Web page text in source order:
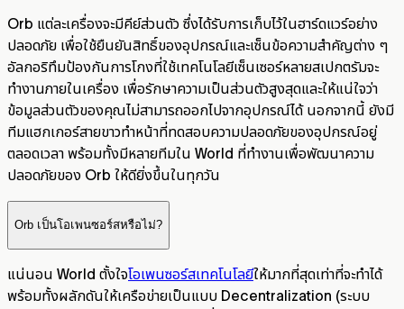
Orb แต่ละเครื่องจะมีคีย์ส่วนตัว ซึ่งได้รับการเก็บไว้ในฮาร์ดแวร์อย่าง
ปลอดภัย เพื่อใช้ยืนยันสิทธิ์ของอุปกรณ์และเซ็นข้อความสำคัญต่าง ๆ
อัลกอริทึมป้องกันการโกงที่ใช้เทคโนโลยีเซ็นเซอร์หลายสเปกตรัมจะ
ทำงานภายในเครื่อง เพื่อรักษาความเป็นส่วนตัวสูงสุดและให้แน่ใจว่า
ข้อมูลส่วนตัวของคุณไม่สามารถออกไปจากอุปกรณ์ได้ นอกจากนี้ ยังมี
ทีมแฮกเกอร์สายขาวทำหน้าที่ทดสอบความปลอดภัยของอุปกรณ์อยู่
ตลอดเวลา พร้อมทั้งมีหลายทีมใน World ที่ทำงานเพื่อพัฒนาความ
ปลอดภัยของ Orb ให้ดียิ่งขึ้นในทุกวัน
Orb เป็นโอเพนซอร์สหรือไม่?
แน่นอน World ตั้งใจโอเพนซอร์สเทคโนโลยีให้มากที่สุดเท่าที่จะทำได้
พร้อมทั้งผลักดันให้เครือข่ายเป็นแบบ Decentralization (ระบบ